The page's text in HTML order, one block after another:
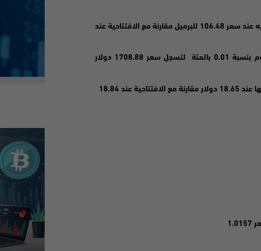
بينما ارتفعت العقود الاجلة للخام برنت 0.20 بالمئة ليتم التداول عليه عند سعر 106.48 للبرميل مقارنة مع الافتتاحية عند
خلال جلسات التداول لليوم بنسبة 0.01 بالمئة لتسجل سعر 1708.88 دولار